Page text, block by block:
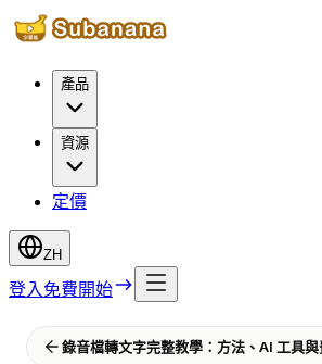
產品
資源
定價
ZH
登入 免費開始
錄音檔轉文字完整教學：方法、AI 工具